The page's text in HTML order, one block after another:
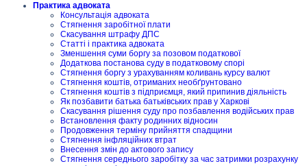
Практика адвоката
Консультація адвоката
Стягнення заробітної плати
Скасування штрафу ДПС
Статті і практика адвоката
Зменшення суми боргу за позовом податкової
Додаткова постанова суду в податковому спорі
Стягнення боргу з урахуванням коливань курсу валют
Стягнення коштів, отриманих необґрунтовано
Стягнення коштів з підприємця, який припинив діяльність
Як позбавити батька батьківських прав у Харкові
Скасування рішення суду про позбавлення водійських прав
Встановлення факту родинних відносин
Продовження терміну прийняття спадщини
Стягнення інфляційних втрат
Внесення змін до актового запису
Стягнення середнього заробітку за час затримки розрахунку